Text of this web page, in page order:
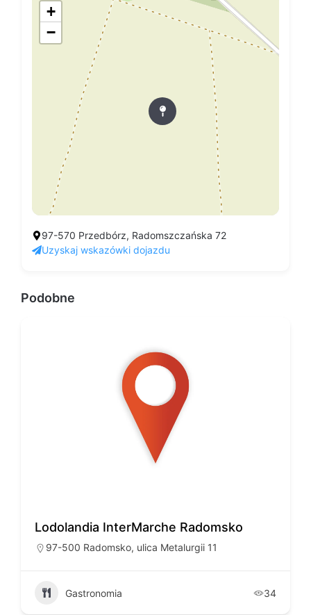
+
−
97-570 Przedbórz, Radomszczańska 72
Uzyskaj wskazówki dojazdu
Podobne
Lodolandia InterMarche Radomsko
97-500 Radomsko, ulica Metalurgii 11
Gastronomia 34